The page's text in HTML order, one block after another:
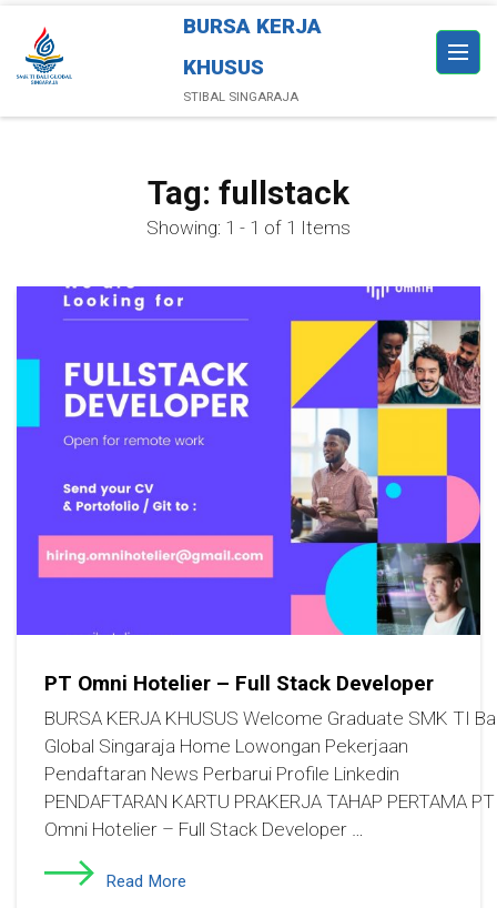
BURSA KERJA
KHUSUS
STIBAL SINGARAJA
Tag: fullstack
Showing: 1 - 1 of 1 Items
PT Omni Hotelier – Full Stack Developer
BURSA KERJA KHUSUS Welcome Graduate SMK TI
Global Singaraja Home Lowongan Pekerjaan
Pendaftaran News Perbarui Profile Linkedin
PENDAFTARAN KARTU PRAKERJA TAHAP PERTAMA PT
Omni Hotelier – Full Stack Developer …
Read More